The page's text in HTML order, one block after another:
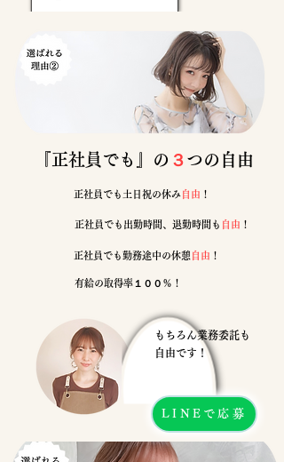
『​正社員でも』の ３ つの自由
​正社員でも土日祝の休み自由 ！
​正社員でも出勤時間、退勤時間も 自由 ！
​正社員でも勤務途中の休憩 自由 ！
有給の取得率１００％！
もちろん業務委託も
自由です！
LINEで応募